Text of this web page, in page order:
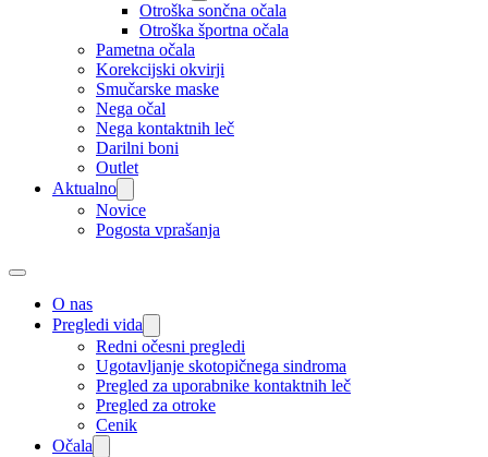
Otroška sončna očala
Otroška športna očala
Pametna očala
Korekcijski okvirji
Smučarske maske
Nega očal
Nega kontaktnih leč
Darilni boni
Outlet
Aktualno
Novice
Pogosta vprašanja
O nas
Pregledi vida
Redni očesni pregledi
Ugotavljanje skotopičnega sindroma
Pregled za uporabnike kontaktnih leč
Pregled za otroke
Cenik
Očala